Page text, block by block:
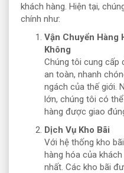
khách hàng. Hiện tại,
chính như:
Vận Chuyển Hàng
Không
Chúng tôi cung cấp
an toàn, nhanh
ngách của thế giới.
lớn, chúng tôi có
hàng được giao
Dịch Vụ Kho Bãi
Với hệ thống kho
hàng hóa của
nhất. Các kho bãi